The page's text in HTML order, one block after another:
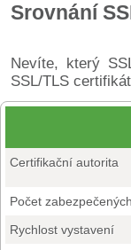
Srovnání
Nevíte, který
SSL/TLS
Certifikační autorita
Počet
Rychlost vystavení